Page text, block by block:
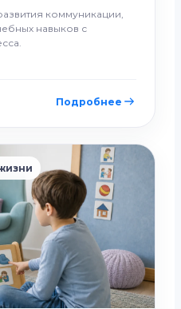
коммуникации,
навыков с
Подробнее